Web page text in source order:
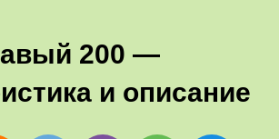
200 —
и описание